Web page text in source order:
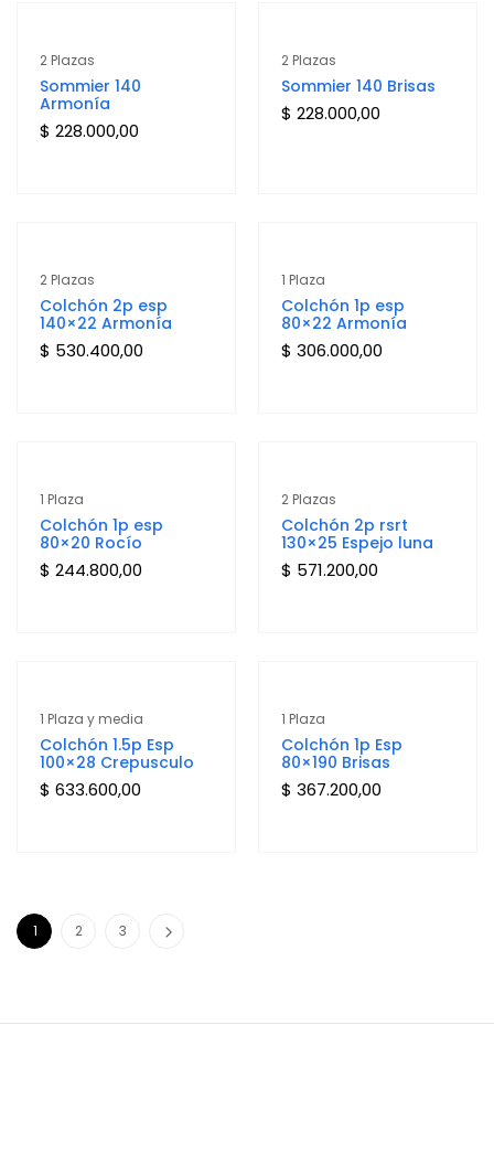
2 Plazas
Sommier 140
Armonía
$ 228.000,00
2 Plazas
Sommier 140 Brisas
$ 228.000,00
2 Plazas
Colchón 2p esp
140×22 Armonía
$ 530.400,00
1 Plaza
Colchón 1p esp
80×22 Armonía
$ 306.000,00
1 Plaza
Colchón 1p esp
80×20 Rocío
$ 244.800,00
2 Plazas
Colchón 2p rsrt
130×25 Espejo luna
$ 571.200,00
1 Plaza y media
Colchón 1.5p Esp
100×28 Crepusculo
$ 633.600,00
1 Plaza
Colchón 1p Esp
80×190 Brisas
$ 367.200,00
1 2 3